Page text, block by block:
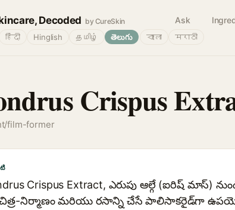
Decoded by CureSkin Ask
हिंदी Hinglish தமிழ் తెలుగు বাংলা मराठी
Crispus
film-former
Crispus Extract, ఎరుపు ఆల్గే (ఐరిష్ మాస్)
నిర్మాణం మరియు రసాన్ని చేసే పాలిసాకరైడ్‌గా